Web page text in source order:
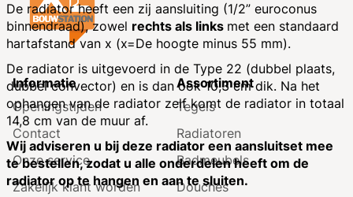
De radiator heeft een zij aansluiting (1/2” euroconus
binnendraad), zowel rechts als links met een standaard
hartafstand van x (x=De hoogte minus 55 mm).
De radiator is uitgevoerd in de Type 22 (dubbel plaats,
dubbel convector) en is dan ook 10,3 cm dik. Na het
ophangen van de radiator zelf komt de radiator in totaal
14,8 cm van de muur af.
Wij adviseren u bij deze radiator een aansluitset mee
te bestellen, zodat u alle onderdelen heeft om de
radiator op te hangen en aan te sluiten.
Informatie
Openingstijden
Contact
Onze service
Zakelijk klant worden
Assortiment
Tegels
Radiatoren
Badmeubels
Douches